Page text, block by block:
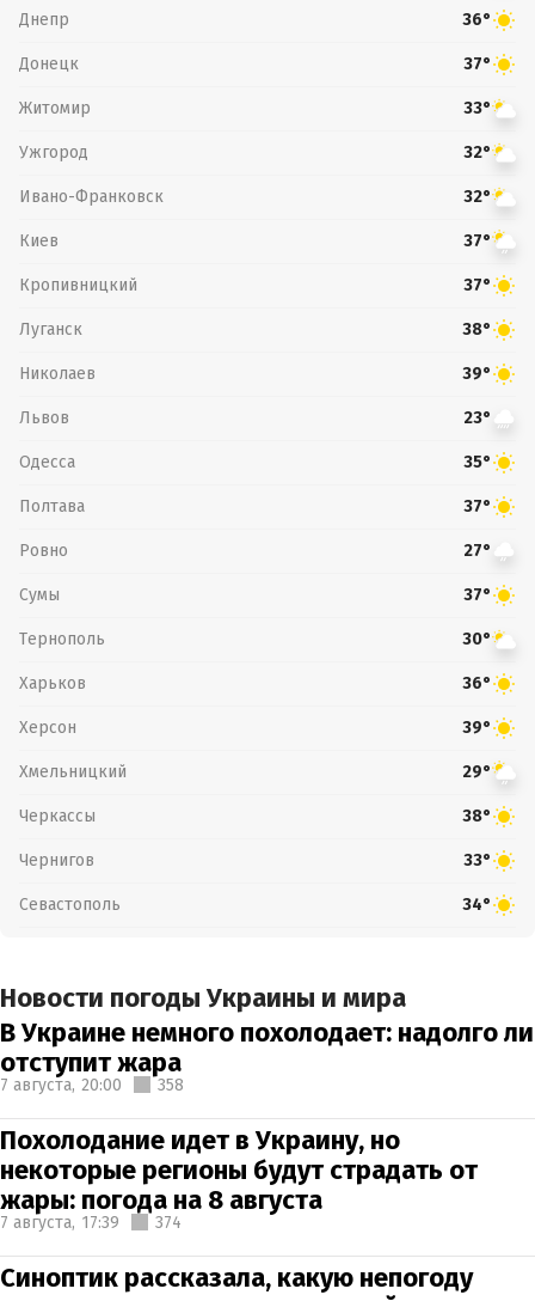
Днепр 36°
Донецк 37°
Житомир 33°
Ужгород 32°
Ивано-Франковск 32°
Киев 37°
Кропивницкий 37°
Луганск 38°
Николаев 39°
Львов 23°
Одесса 35°
Полтава 37°
Ровно 27°
Сумы 37°
Тернополь 30°
Харьков 36°
Херсон 39°
Хмельницкий 29°
Черкассы 38°
Чернигов 33°
Севастополь 34°
Новости погоды Украины и мира
В Украине немного похолодает: надолго ли
отступит жара
7 августа, 20:00 358
Похолодание идет в Украину, но
некоторые регионы будут страдать от
жары: погода на 8 августа
7 августа, 17:39 374
Синоптик рассказала, какую непогоду